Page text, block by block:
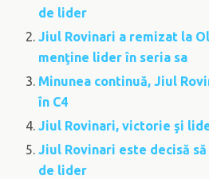
de lider
Jiul Rovinari a remizat la
menţine lider în seria sa
Minunea continuă, Jiul
în C4
Jiul Rovinari, victorie şi
Jiul Rovinari este decisă
de lider